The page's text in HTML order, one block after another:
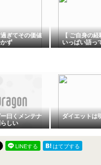
ぎてその価値
ず
【 ご自身の
いっぱい語っ
た皆様😃あり
曰くメンテナ
しい
ダイエットは
LINEする
はてブする